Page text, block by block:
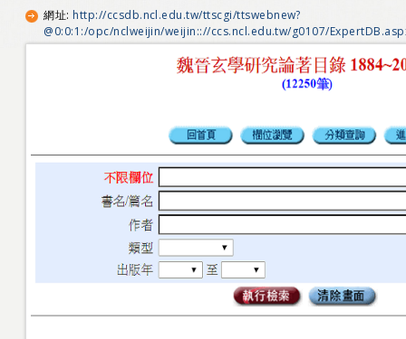
網址: http://ccsdb.ncl.edu.tw/ttscgi/ttswebnew?
@0:0:1:/opc/nclweijin/weijin:://ccs.ncl.edu.tw/g0107/